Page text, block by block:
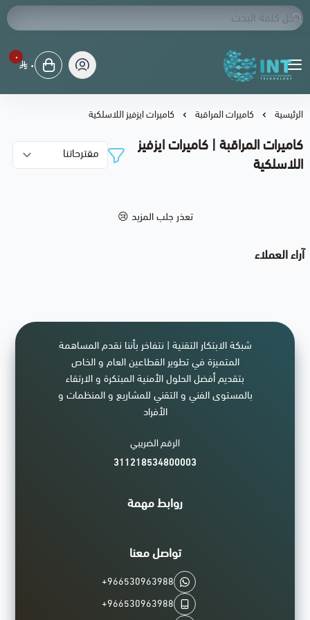
شبكة الابتكار التقنية
٠
٠
الرئيسية كاميرات المراقبة كاميرات ايزفيز اللاسلكية
كاميرات المراقبة | كاميرات ايزفيز
اللاسلكية
تعذر جلب المزيد 😢
آراء العملاء
شبكة الابتكار التقنية | نتفاخر بأننا نقدم المساهمة
المتميزة في تطوير القطاعين العام و الخاص
بتقديم أفضل الحلول الأمنية المبتكرة و الارتقاء
بالمستوى الفني و التقني للمشاريع و المنظمات و
الأفراد
الرقم الضريبي
311218534800003
روابط مهمة
تواصل معنا
+966530963988
+966530963988